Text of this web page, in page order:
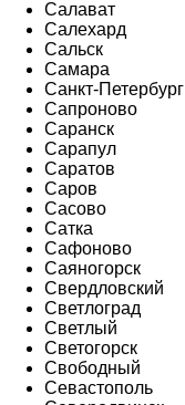
Салават
Салехард
Сальск
Самара
Санкт-Петербург
Сапроново
Саранск
Сарапул
Саратов
Саров
Сасово
Сатка
Сафоново
Саяногорск
Свердловский
Светлоград
Светлый
Светогорск
Свободный
Севастополь